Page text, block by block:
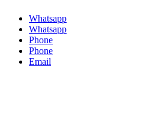
Whatsapp
Whatsapp
Phone
Phone
Email